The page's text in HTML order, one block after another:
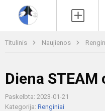
Titulinis Naujienos
Diena STEAM
Paskelbta: 2023-01-21
Kategorija: Renginiai